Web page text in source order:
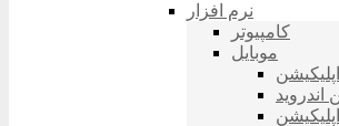
نرم افزار
کامپیوتر
موبایل
اندروید